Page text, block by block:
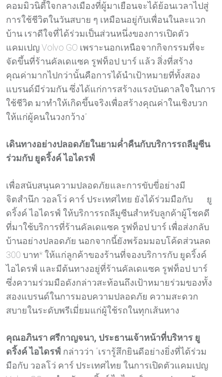
คอมมิวนิตี้ใจกลางเมืองที่ผู้มาเยือนจะได้ย้อนเวลาไปสู่
การใช้ชีวิตในวันสบาย ๆ เหมือนอยู่กับเพื่อนในละแวก
บ้าน เราดีใจที่ได้ร่วมเป็นส่วนหนึ่งของการเปิดตัว
แคมเปญ Volvo GO เพราะนอกเหนือจากกิจกรรมที่จะ
จัดขึ้นที่ร้านคัลเดแซค รูฟท็อป บาร์ แล้ว สิ่งที่สร้าง
คุณค่ามากไปกว่านั้นคือการได้นำเป้าหมายที่ทั้งสอง
แบรนด์มีร่วมกัน ซึ่งได้แก่การสร้างแรงบันดาลใจในการ
ใช้ชีวิต มาทำให้เกิดขึ้นจริงเพื่อสร้างคุณค่าในเชิงบวก
ให้แก่ผู้คนในวงกว้าง”
เดินทางอย่างปลอดภัยในยามค่ำคืนกับบริการรถลีมูซีน
ร่วมกับ ยูดริ้งค์ ไอไดรฟ์
เพื่อสนับสนุนความปลอดภัยและการขับขี่อย่างมี
จิตสำนึก วอลโว่ คาร์ ประเทศไทย ยังได้ร่วมมือกับ ยู
ดริ้งค์ ไอไดรฟ์ ให้บริการรถลีมูซีนสำหรับลูกค้าผู้โชคดี
ที่มาใช้บริการที่ร้านคัลเดแซค รูฟท็อป บาร์ เพื่อส่งกลับ
บ้านอย่างปลอดภัย นอกจากนี้ยังพร้อมมอบโค้ดส่วนลด
300 บาท* ให้แก่ลูกค้าของร้านที่จองบริการกับ ยูดริ้งค์
ไอไดรฟ์ และมีต้นทางอยู่ที่ร้านคัลเดแซค รูฟท็อป บาร์
ซึ่งความร่วมมือดังกล่าวสะท้อนถึงเป้าหมายร่วมของทั้ง
สองแบรนด์ในการมอบความปลอดภัย ความสะดวก
สบายในระดับพรีเมี่ยมแก่ผู้ใช้รถในทุกเส้นทาง
คุณอภินรา ศรีกาญจนา, ประธานเจ้าหน้าที่บริหาร ยู
ดริ้งค์ ไอไดรฟ์ กล่าวว่า “เรารู้สึกยินดีอย่างยิ่งที่ได้ร่วม
มือกับ วอลโว่ คาร์ ประเทศไทย ในการเปิดตัวแคมเปญ